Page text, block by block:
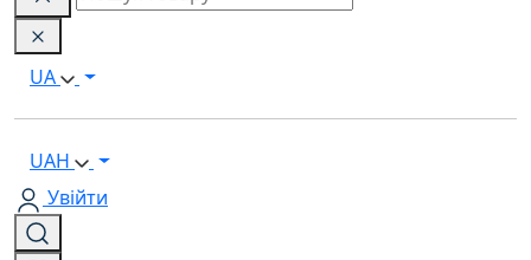
UA
UAH
Увійти